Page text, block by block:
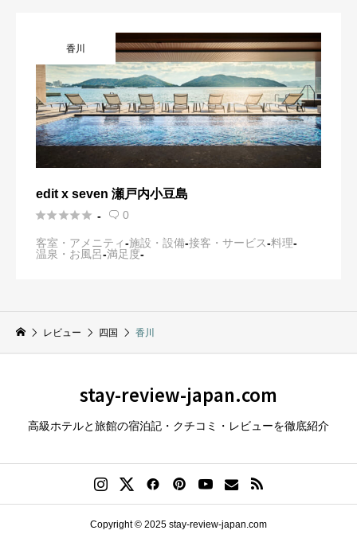
香川
edit x seven 瀬戸内小豆島
 -  0
客室・アメニティ-施設・設備-接客・サービス-料理-
温泉・お風呂-満足度-
レビュー 四国 香川
stay-review-japan.com
高級ホテルと旅館の宿泊記・クチコミ・レビューを徹底紹介
Copyright © 2025 stay-review-japan.com